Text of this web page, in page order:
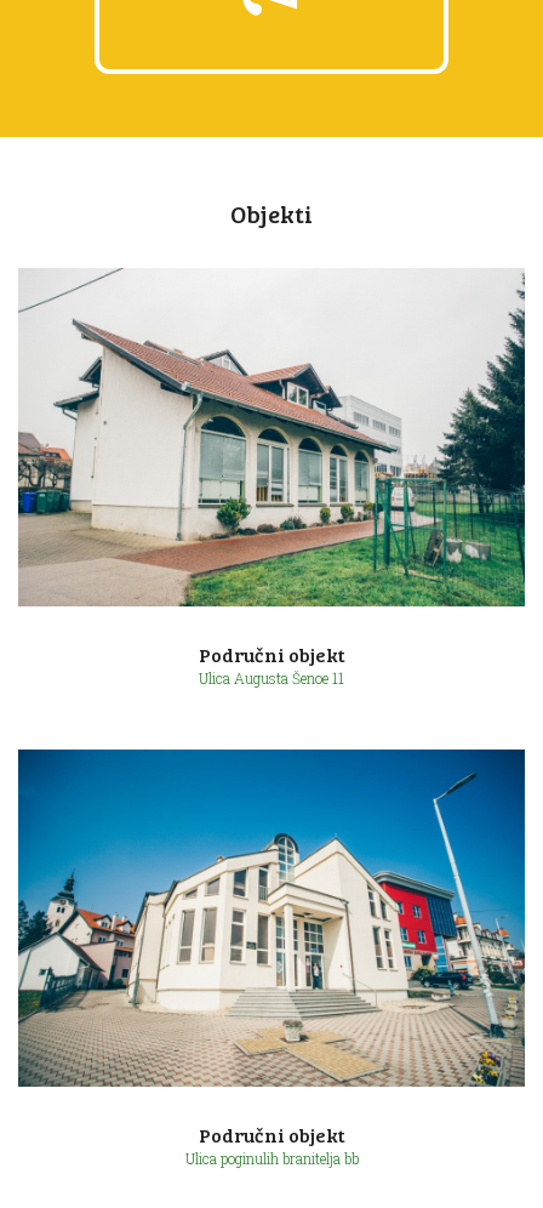
Objekti
Ulica Augusta Šenoe 11
Područni objekt
Ulica Augusta Šenoe 11
Područni objekt
Ulica poginulih branitelja bb